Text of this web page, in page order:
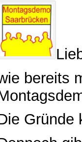
bereits
Gründe